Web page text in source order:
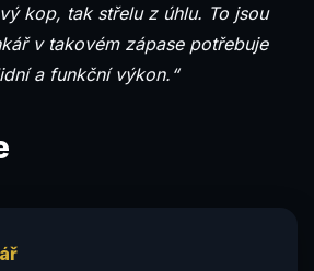
kop, tak střelu z úhlu. To jsou
v takovém zápase potřebuje
a funkční výkon.“